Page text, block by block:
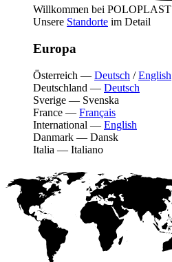
Willkommen bei POLOPLAST
Unsere Standorte im Detail
Europa
Österreich — Deutsch /English
Deutschland — Deutsch
Sverige — Svenska
France — Français
International — English
Danmark — Dansk
Italia — Italiano